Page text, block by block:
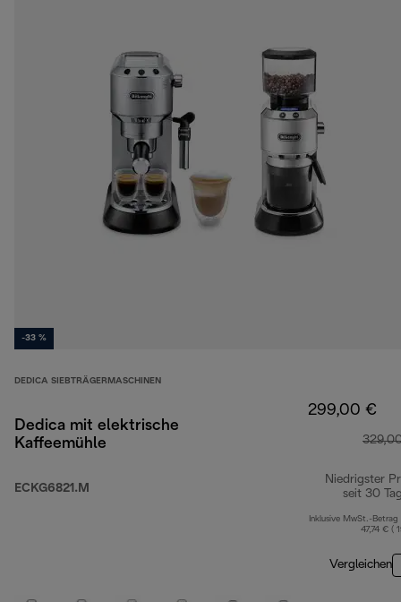
-33 %
DEDICA SIEBTRÄGERMASCHINEN
Dedica mit elektrische
Kaffeemühle
ECKG6821.M
299,00 €
Niedrigster
seit 30
Inklusive MwSt.-Betrag
47,74 € (
Vergleichen